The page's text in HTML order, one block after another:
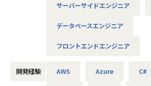
・技術的な改善（データマート構築、BI環
分析や仮説検証といった領域にも挑戦可能
「次世代に『人』と『事』を残す」
「早く仕事を辞めよう」＝義務感から解放
エンジニア＝アスリート（フィジカル・テ
サーバーサイドエンジニア
データベースエンジニア
フロントエンドエンジニア
開発経験 AWS Azure C#